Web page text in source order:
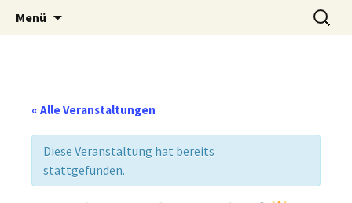
Tierhilfe
Weidenberg und Umgebung e.V.
Menü
Suchen
nach:
« Alle Veranstaltungen
Diese Veranstaltung hat bereits
stattgefunden.